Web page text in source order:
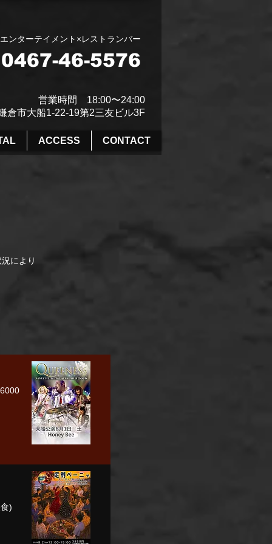
ンターテイメント×レストランバー
0467-46-5576
営業時間 18:00〜24:00​
倉市大船1-22-19第2三友ビル3F
ACCESS CONTACT
により
)